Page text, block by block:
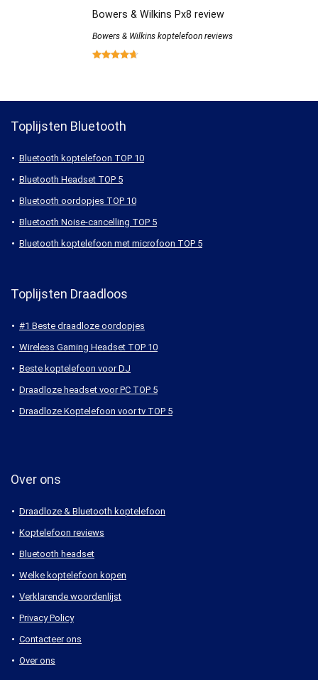
Bowers & Wilkins Px8 review
Bowers & Wilkins koptelefoon reviews
Toplijsten Bluetooth
Bluetooth koptelefoon TOP 10
Bluetooth Headset TOP 5
Bluetooth oordopjes TOP 10
Bluetooth Noise-cancelling TOP 5
Bluetooth koptelefoon met microfoon TOP 5
Toplijsten Draadloos
#1 Beste draadloze oordopjes
Wireless Gaming Headset TOP 10
Beste koptelefoon voor DJ
Draadloze headset voor PC TOP 5
Draadloze Koptelefoon voor tv TOP 5
Over ons
Draadloze & Bluetooth koptelefoon
Koptelefoon reviews
Bluetooth headset
Welke koptelefoon kopen
Verklarende woordenlijst
Privacy Policy
Contacteer ons
Over ons